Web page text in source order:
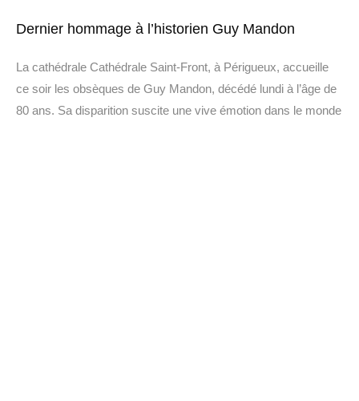
Dernier hommage à l’historien Guy Mandon
La cathédrale Cathédrale Saint-Front, à Périgueux, accueille
ce soir les obsèques de Guy Mandon, décédé lundi à l’âge de
80 ans. Sa disparition suscite une vive émotion dans le monde